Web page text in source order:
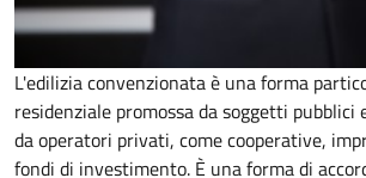
L'edilizia convenzionata è una forma
residenziale promossa da soggetti
da operatori privati, come cooperative,
fondi di investimento. È una forma di